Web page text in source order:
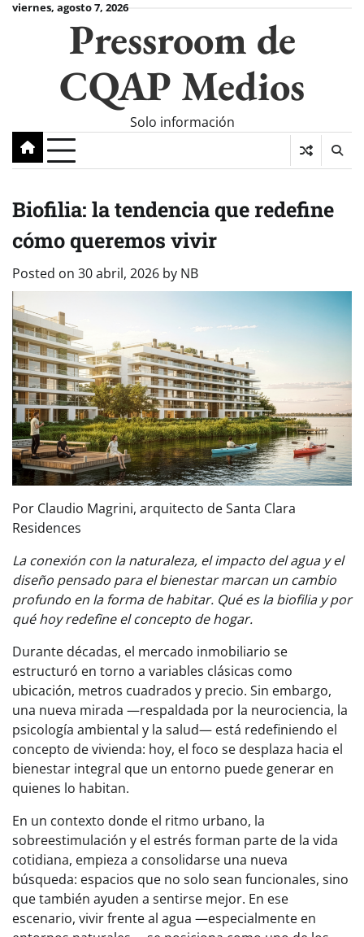
Skipviernes, agosto 7, 2026
Pressroom de
CQAP Medios
Solo información
Biofilia: la tendencia que redefine
cómo queremos vivir
Posted on 30 abril, 2026 by NB
Por Claudio Magrini, arquitecto de Santa Clara
Residences
La conexión con la naturaleza, el impacto del agua y el
diseño pensado para el bienestar marcan un cambio
profundo en la forma de habitar. Qué es la biofilia y por
qué hoy redefine el concepto de hogar.
Durante décadas, el mercado inmobiliario se
estructuró en torno a variables clásicas como
ubicación, metros cuadrados y precio. Sin embargo,
una nueva mirada —respaldada por la neurociencia, la
psicología ambiental y la salud— está redefiniendo el
concepto de vivienda: hoy, el foco se desplaza hacia el
bienestar integral que un entorno puede generar en
quienes lo habitan.
En un contexto donde el ritmo urbano, la
sobreestimulación y el estrés forman parte de la vida
cotidiana, empieza a consolidarse una nueva
búsqueda: espacios que no solo sean funcionales, sino
que también ayuden a sentirse mejor. En ese
escenario, vivir frente al agua —especialmente en